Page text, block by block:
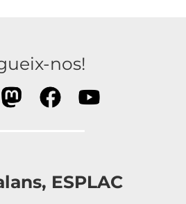
nos!
ESPLAC